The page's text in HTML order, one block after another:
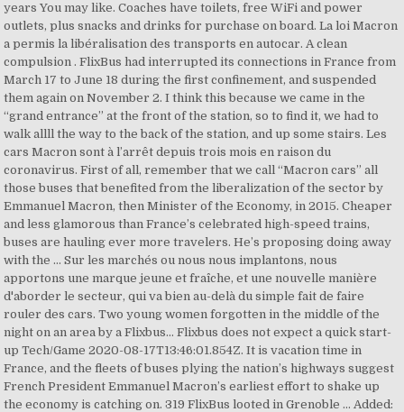
years You may like. Coaches have toilets, free WiFi and power
outlets, plus snacks and drinks for purchase on board. La loi Macron
a permis la libéralisation des transports en autocar. A clean
compulsion . FlixBus had interrupted its connections in France from
March 17 to June 18 during the first confinement, and suspended
them again on November 2. I think this because we came in the
“grand entrance” at the front of the station, so to find it, we had to
walk allll the way to the back of the station, and up some stairs. Les
cars Macron sont à l’arrêt depuis trois mois en raison du
coronavirus. First of all, remember that we call “Macron cars” all
those buses that benefited from the liberalization of the sector by
Emmanuel Macron, then Minister of the Economy, in 2015. Cheaper
and less glamorous than France’s celebrated high-speed trains,
buses are hauling ever more travelers. He’s proposing doing away
with the … Sur les marchés ou nous nous implantons, nous
apportons une marque jeune et fraîche, et une nouvelle manière
d'aborder le secteur, qui va bien au-delà du simple fait de faire
rouler des cars. Two young women forgotten in the middle of the
night on an area by a Flixbus… Flixbus does not expect a quick start-
up Tech/Game 2020-08-17T13:46:01.854Z. It is vacation time in
France, and the fleets of buses plying the nation’s highways suggest
French President Emmanuel Macron’s earliest effort to shake up
the economy is catching on. 319 FlixBus looted in Grenoble ... Added: